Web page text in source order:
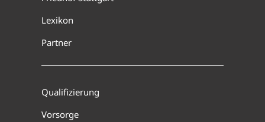
Lexikon
Partner
Qualifizierung
Vorsorge